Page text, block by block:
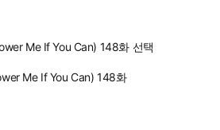
Me If You Can) 148화 선택
Me If You Can) 148화